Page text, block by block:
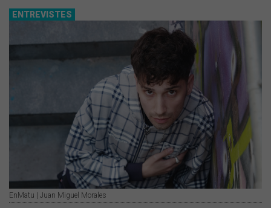
ENTREVISTES
EnMatu | Juan Miguel Morales